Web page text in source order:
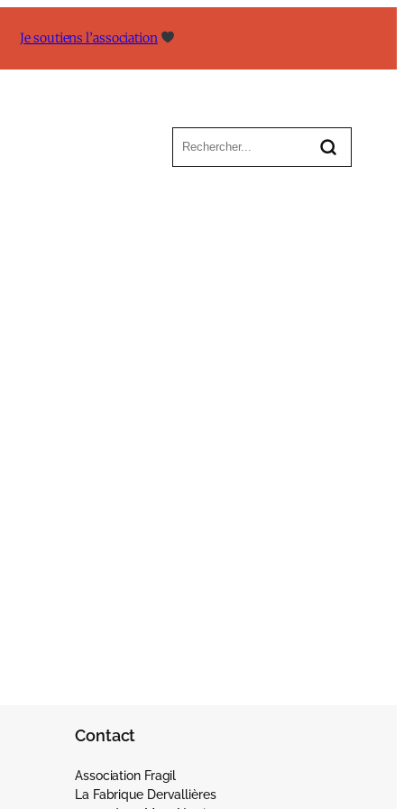
Je soutiens l’association
Contact
Association Fragil
La Fabrique Dervallières